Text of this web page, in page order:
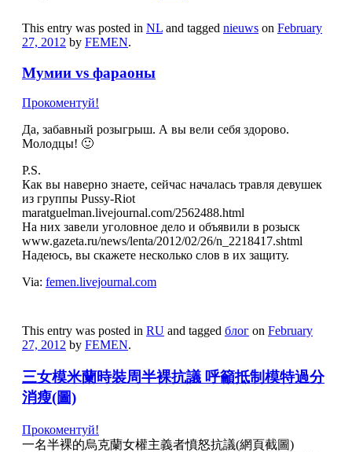
This entry was posted in NL and tagged nieuws on February
27, 2012 by FEMEN.
Мумии vs фараоны
Прокоментуй!
Да, забавный розыгрыш. А вы вели себя здорово.
Молодцы! 🙂
P.S.
Как вы наверно знаете, сейчас началась травля девушек
из группы Pussy-Riot
maratguelman.livejournal.com/2562488.html
На них завели уголовное дело и объявили в розыск
www.gazeta.ru/news/lenta/2012/02/26/n_2218417.shtml
Надеюсь, вы скажете несколько слов в их защиту.
Via: femen.livejournal.com
This entry was posted in RU and tagged блог on February
27, 2012 by FEMEN.
三女模米蘭時裝周半裸抗議 呼籲抵制模特過分
消瘦(圖)
Прокоментуй!
一名半裸的烏克蘭女權主義者憤怒抗議(網頁截圖)